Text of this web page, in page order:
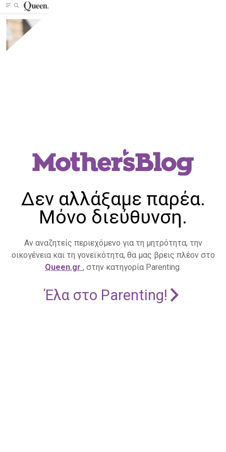
Δεν αλλάξαμε παρέα.
Μόνο διεύθυνση.
Αν αναζητείς περιεχόμενο για τη μητρότητα, την
οικογένεια και τη γονεϊκότητα, θα μας βρεις πλέον στο
Queen.gr , στην κατηγορία Parenting.
Έλα στο Parenting!